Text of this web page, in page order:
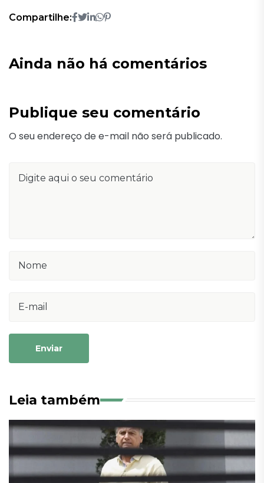
Compartilhe:
Ainda não há comentários
Publique seu comentário
O seu endereço de e-mail não será publicado.
Enviar
Leia também